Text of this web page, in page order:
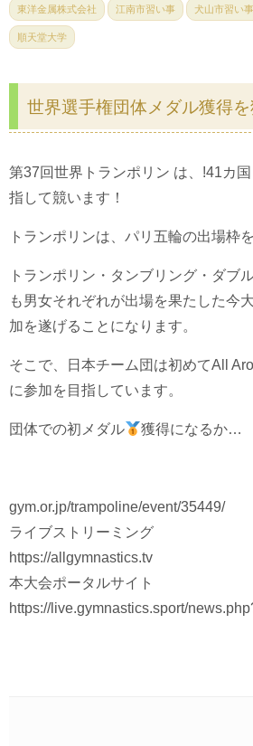
東洋金属株式会社 江南市習い事 犬山市習い事
順天堂大学
世界選手権団体メダル獲得を
第37回世界トランポリン は、!41カ
指して競います！
トランポリンは、パリ五輪の出場枠
トランポリン・タンブリング・ダブ
も男女それぞれが出場を果たした今
加を遂げることになります。
そこで、日本チーム団は初めてAll
に参加を目指しています。
団体での初メダル 獲得になるか…
gym.or.jp/trampoline/event/35449/
ライブストリーミング
https://allgymnastics.tv
本大会ポータルサイト
https://live.gymnastics.sport/